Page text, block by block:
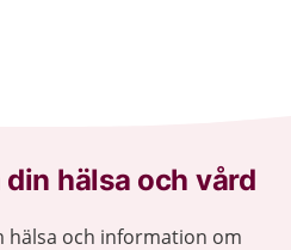
hälsa och vård
hälsa och information om